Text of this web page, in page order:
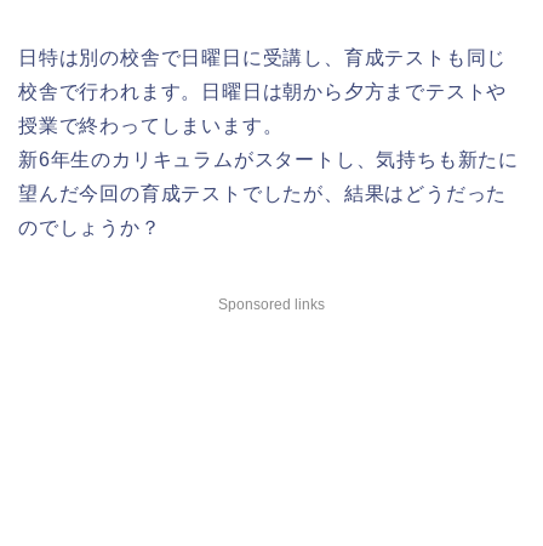
日特は別の校舎で日曜日に受講し、育成テストも同じ
校舎で行われます。日曜日は朝から夕方までテストや
授業で終わってしまいます。
新6年生のカリキュラムがスタートし、気持ちも新たに
望んだ今回の育成テストでしたが、結果はどうだった
のでしょうか？
Sponsored links